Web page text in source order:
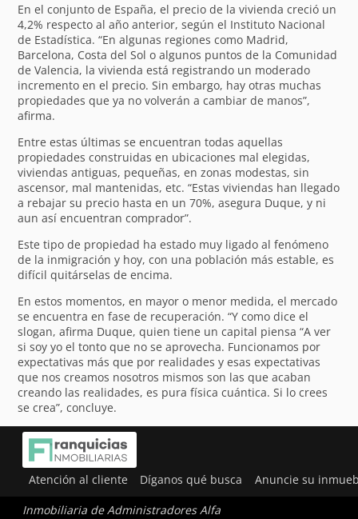
En el conjunto de España, el precio de la vivienda creció un
4,2% respecto al año anterior, según el Instituto Nacional
de Estadística. “En algunas regiones como Madrid,
Barcelona, Costa del Sol o algunos puntos de la Comunidad
de Valencia, la vivienda está registrando un moderado
incremento en el precio. Sin embargo, hay otras muchas
propiedades que ya no volverán a cambiar de manos”,
afirma.
Entre estas últimas se encuentran todas aquellas
propiedades construidas en ubicaciones mal elegidas,
viviendas antiguas, pequeñas, en zonas modestas, sin
ascensor, mal mantenidas, etc. “Estas viviendas han llegado
a rebajar su precio hasta en un 70%, asegura Duque, y ni
aun así encuentran comprador”.
Este tipo de propiedad ha estado muy ligado al fenómeno
de la inmigración y hoy, con una población más estable, es
difícil quitárselas de encima.
En estos momentos, en mayor o menor medida, el mercado
se encuentra en fase de recuperación. “Y como dice el
slogan, afirma Duque, quien tiene un capital piensa “A ver
si soy yo el tonto que no se aprovecha. Funcionamos por
expectativas más que por realidades y esas expectativas
que nos creamos nosotros mismos son las que acaban
creando las realidades, es pura física cuántica. Si lo crees
se crea”, concluye.
Atención al cliente Díganos qué busca Anuncie su
Inmobiliaria de Administradores Alfa